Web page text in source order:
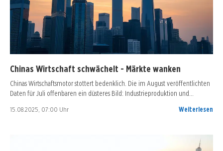
Chinas Wirtschaft schwächelt - Märkte wanken
Chinas Wirtschaftsmotor stottert bedenklich. Die im August veröffentlichten
Daten für Juli offenbaren ein düsteres Bild: Industrieproduktion und…
15.08.2025, 07:00 Uhr Weiterlesen